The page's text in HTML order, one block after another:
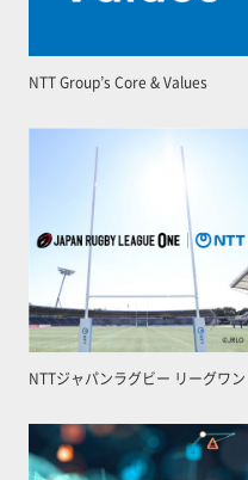
NTT Group’s Core & Values
NTTジャパンラグビー リーグワン